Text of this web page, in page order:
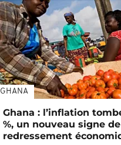
GHANA
Ghana : l’inflation
%, un nouveau signe de
redressement